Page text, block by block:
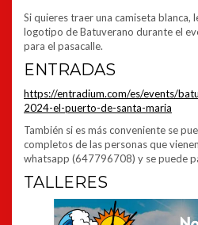
Si quieres traer una camiseta blanca,
logotipo de Batuverano durante el
para el pasacalle.
ENTRADAS
https://entradium.com/es/events/
2024-el-puerto-de-santa-maria
También si es más conveniente se
completos de las personas que
whatsapp (647796708) y se puede
TALLERES